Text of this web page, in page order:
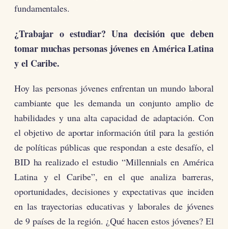
fundamentales.
¿Trabajar o estudiar? Una decisión que deben
tomar muchas personas jóvenes en América Latina
y el Caribe.
Hoy las personas jóvenes enfrentan un mundo laboral
cambiante que les demanda un conjunto amplio de
habilidades y una alta capacidad de adaptación. Con
el objetivo de aportar información útil para la gestión
de políticas públicas que respondan a este desafío, el
BID ha realizado el estudio “Millennials en América
Latina y el Caribe”, en el que analiza barreras,
oportunidades, decisiones y expectativas que inciden
en las trayectorias educativas y laborales de jóvenes
de 9 países de la región. ¿Qué hacen estos jóvenes? El